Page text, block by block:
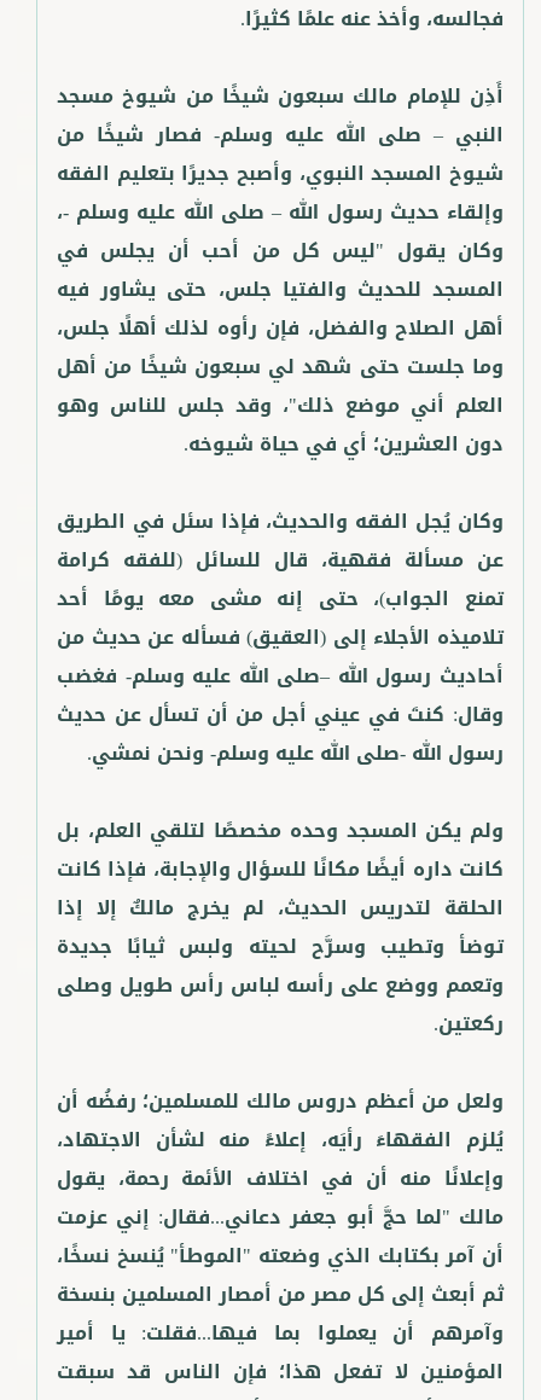
أَذِن للإمام مالك سبعون شيخًا من شيوخ مسجد
النبي – صلى الله عليه وسلم- فصار شيخًا من
شيوخ المسجد النبوي، وأصبح جديرًا بتعليم الفقه
وإلقاء حديث رسول الله – صلى الله عليه وسلم -،
وكان يقول "ليس كل من أحب أن يجلس في
المسجد للحديث والفتيا جلس، حتى يشاور فيه
أهل الصلاح والفضل، فإن رأوه لذلك أهلًا جلس،
وما جلست حتى شهد لي سبعون شيخًا من أهل
العلم أني موضع ذلك"، وقد جلس للناس وهو
وكان يُجل الفقه والحديث، فإذا سئل في الطريق
عن مسألة فقهية، قال للسائل (للفقه كرامة
تمنع الجواب)، حتى إنه مشى معه يومًا أحد
تلاميذه الأجلاء إلى (العقيق) فسأله عن حديث من
أحاديث رسول الله –صلى الله عليه وسلم- فغضب
وقال: كنتَ في عيني أجل من أن تسأل عن حديث
ولم يكن المسجد وحده مخصصًا لتلقي العلم، بل
كانت داره أيضًا مكانًا للسؤال والإجابة، فإذا كانت
الحلقة لتدريس الحديث، لم يخرج مالكٌ إلا إذا
توضأ وتطيب وسرَّح لحيته ولبس ثيابًا جديدة
وتعمم ووضع على رأسه لباس رأس طويل وصلى
ولعل من أعظم دروس مالك للمسلمين؛ رفضُه أن
يُلزم الفقهاءَ رأيَه، إعلاءً منه لشأن الاجتهاد،
وإعلانًا منه أن في اختلاف الأئمة رحمة، يقول
مالك "لما حجَّ أبو جعفر دعاني...فقال: إني عزمت
أن آمر بكتابك الذي وضعته "الموطأ" يُنسخ نسخًا،
ثم أبعث إلى كل مصر من أمصار المسلمين بنسخة
وآمرهم أن يعملوا بما فيها...فقلت: يا أمير
المؤمنين لا تفعل هذا؛ فإن الناس قد سبقت